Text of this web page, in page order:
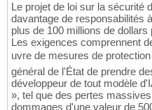
Le projet de loi sur la sécurité
davantage de responsabilités
plus de 100 millions de
Les exigences comprennent
uvre de mesures de
général de l'État de prendre
développeur de tout modèle
», tel que des pertes
dommages d'une valeur de